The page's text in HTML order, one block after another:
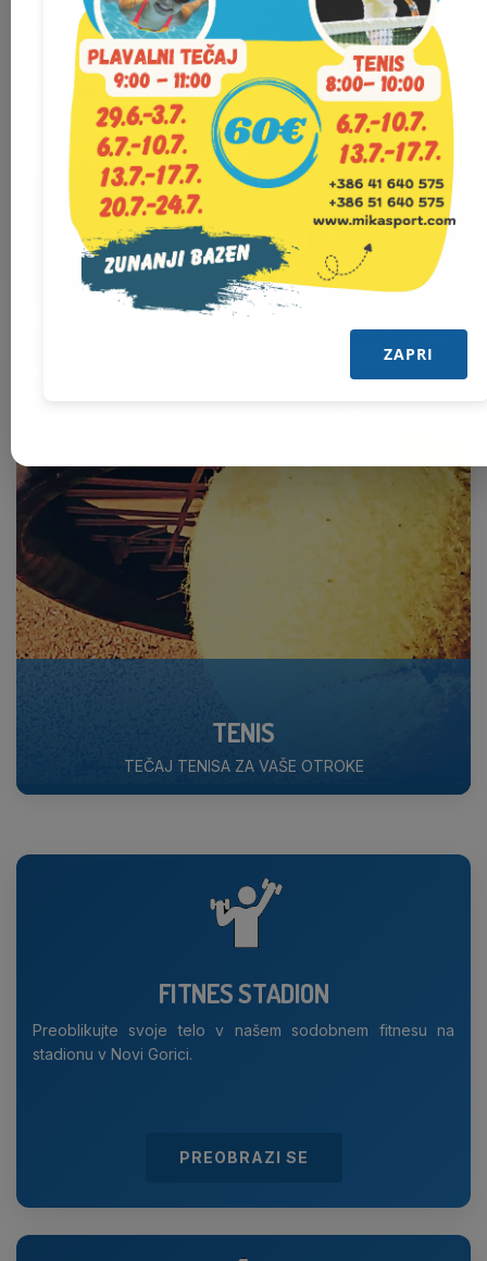
NAUČIMO SE PLAVATI SKUPAJ
NAJ VAŠI OTROCI ZAPLAVAJO Z NAMI
TENIS
TEČAJ TENISA ZA VAŠE OTROKE
FITNES STADION
Preoblikujte svoje telo v našem sodobnem fitnesu na
stadionu v Novi Gorici.
PREOBRAZI SE
ZAPRI